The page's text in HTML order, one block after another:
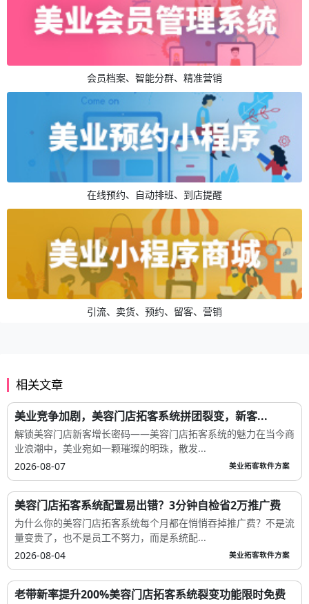
会员档案、智能分群、精准营销
在线预约、自动排班、到店提醒
引流、卖货、预约、留客、营销
相关文章
美业竞争加剧，美容门店拓客系统拼团裂变，新客...
解锁美容门店新客增长密码——美容门店拓客系统的魅力在当今商
业浪潮中，美业宛如一颗璀璨的明珠，散发...
2026-08-07
美业拓客软件方案
美容门店拓客系统配置易出错？3分钟自检省2万推广费
为什么你的美容门店拓客系统每个月都在悄悄吞掉推广费？不是流
量变贵了，也不是员工不努力，而是系统配...
2026-08-04
美业拓客软件方案
老带新率提升200%美容门店拓客系统裂变功能限时免费